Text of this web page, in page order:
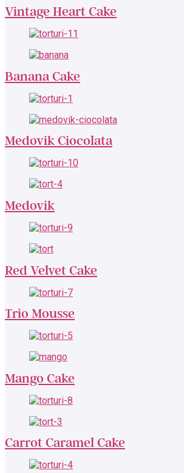
Vintage Heart Cake
Banana Cake
Medovik Ciocolata
Medovik
Red Velvet Cake
Trio Mousse
Mango Cake
Carrot Caramel Cake